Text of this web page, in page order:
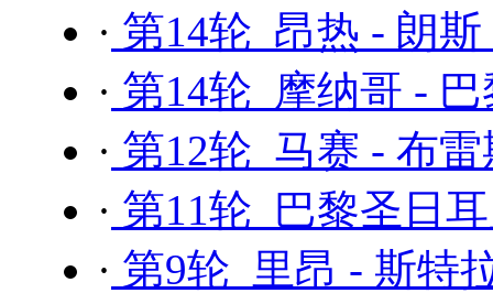
· 第14轮 昂热 - 朗斯
· 第14轮 摩纳哥 -
· 第12轮 马赛 - 布
· 第11轮 巴黎圣日
· 第9轮 里昂 - 斯特